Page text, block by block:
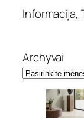
Informacija,
Archyvai